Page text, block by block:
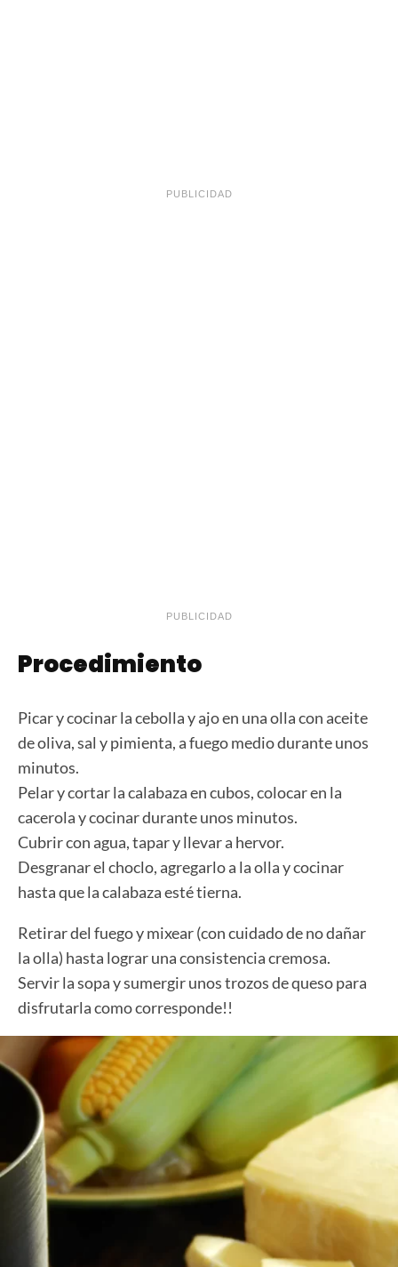
PUBLICIDAD
PUBLICIDAD
Procedimiento
Picar y cocinar la cebolla y ajo en una olla con aceite
de oliva, sal y pimienta, a fuego medio durante unos
minutos.
Pelar y cortar la calabaza en cubos, colocar en la
cacerola y cocinar durante unos minutos.
Cubrir con agua, tapar y llevar a hervor.
Desgranar el choclo, agregarlo a la olla y cocinar
hasta que la calabaza esté tierna.
Retirar del fuego y mixear (con cuidado de no dañar
la olla) hasta lograr una consistencia cremosa.
Servir la sopa y sumergir unos trozos de queso para
disfrutarla como corresponde!!